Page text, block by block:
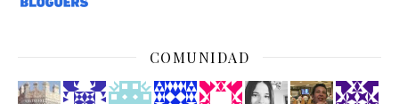
COMUNIDAD